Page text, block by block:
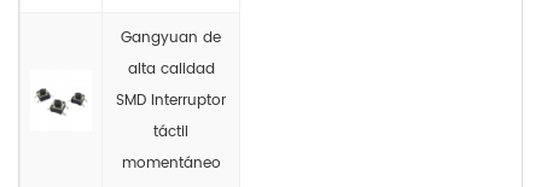
Gangyuan de
alta calidad
SMD Interruptor
táctil
momentáneo